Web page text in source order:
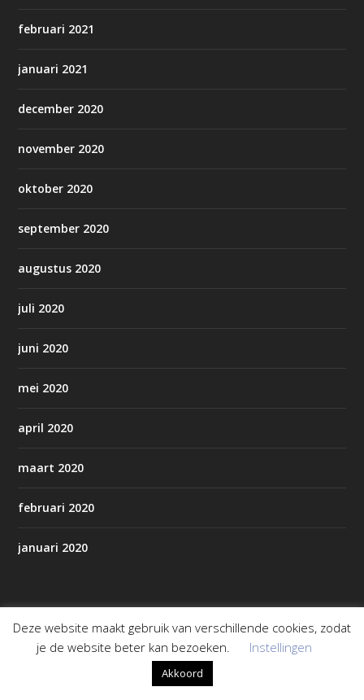
februari 2021
januari 2021
december 2020
november 2020
oktober 2020
september 2020
augustus 2020
juli 2020
juni 2020
mei 2020
april 2020
maart 2020
februari 2020
januari 2020
Pagina’s
AED’s in Staphorst/Rouveen
Deze website maakt gebruik van verschillende cookies, zodat
je de website beter kan bezoeken.
Instellingen
Akkoord